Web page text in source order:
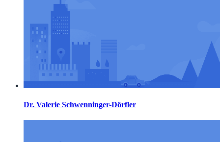
Dr. Valerie Schwenninger-Dörfler